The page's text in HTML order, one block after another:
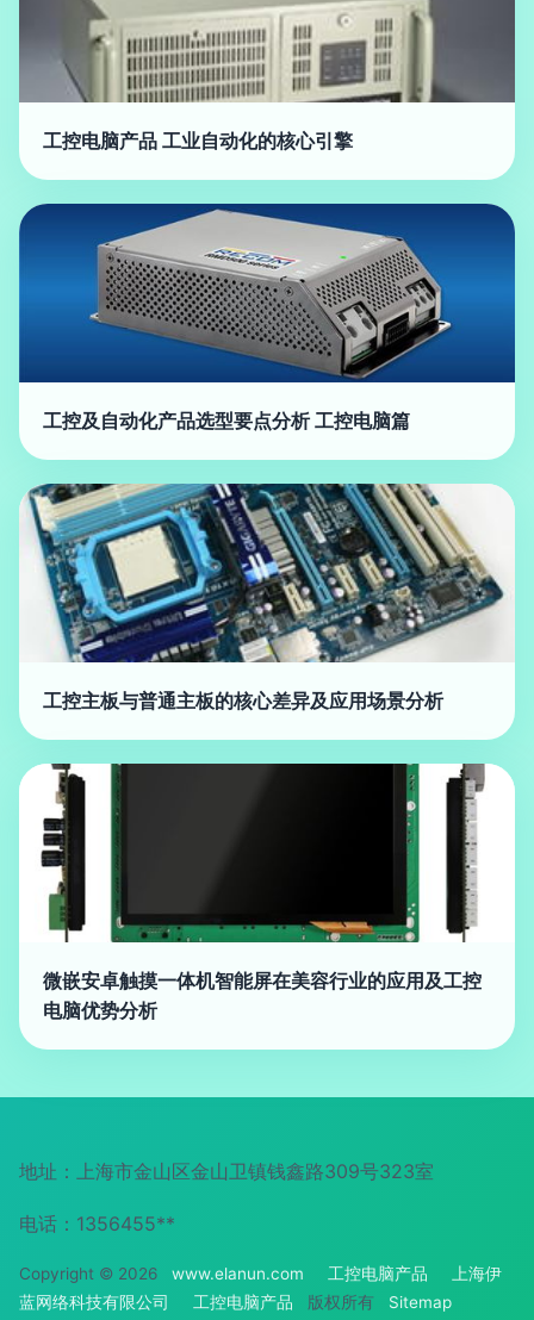
工控电脑产品 工业自动化的核心引擎
工控及自动化产品选型要点分析 工控电脑篇
工控主板与普通主板的核心差异及应用场景分析
微嵌安卓触摸一体机智能屏在美容行业的应用及工控
电脑优势分析
地址：上海市金山区金山卫镇钱鑫路309号323室
电话：1356455**
Copyright © 2026 www.elanun.com 工控电脑产品
上海伊
蓝网络科技有限公司
工控电脑产品 版权所有 Sitemap